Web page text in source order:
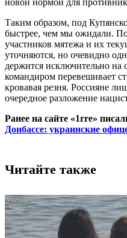
Таким образом, под
быстрее, чем мы ожидали.
участников мятежа и их
уточняются, но очевидно
держится исключительно на
командиром перевешивает
кровавая резня. Россияне
очередное разложение
Ранее на сайте «1rre»
Донбассе: украинские
Читайте также